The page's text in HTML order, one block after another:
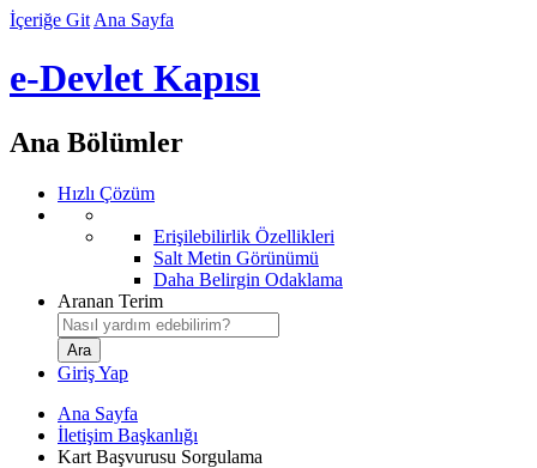
İçeriğe Git Ana Sayfa
e-Devlet Kapısı
Ana Bölümler
Hızlı Çözüm
Erişilebilirlik Özellikleri
Salt Metin Görünümü
Daha Belirgin Odaklama
Aranan Terim
Giriş Yap
Ana Sayfa
İletişim Başkanlığı
Kart Başvurusu Sorgulama